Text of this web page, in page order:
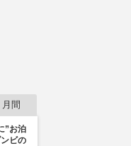
月間
”お泊
ビの